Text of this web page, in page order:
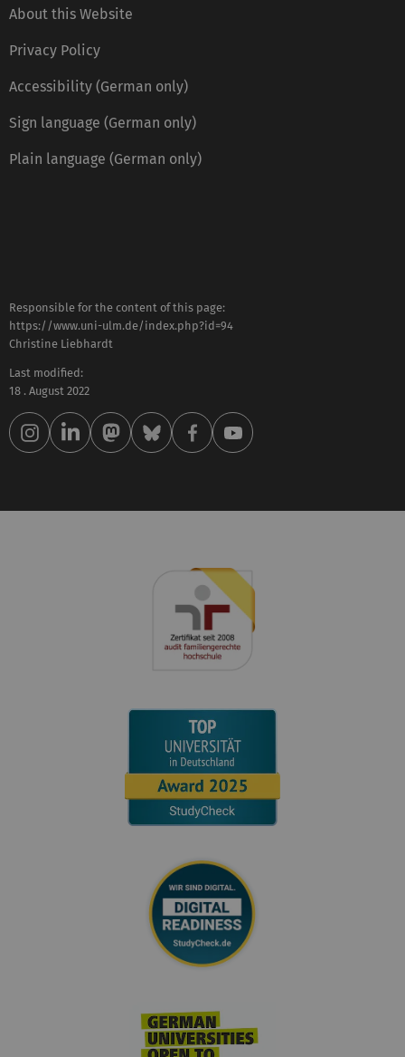
About this Website
Privacy Policy
Accessibility (German only)
Sign language (German only)
Plain language (German only)
Responsible for the content of this page:
https://www.uni-ulm.de/index.php?id=94
Christine Liebhardt
Last modified:
18 . August 2022